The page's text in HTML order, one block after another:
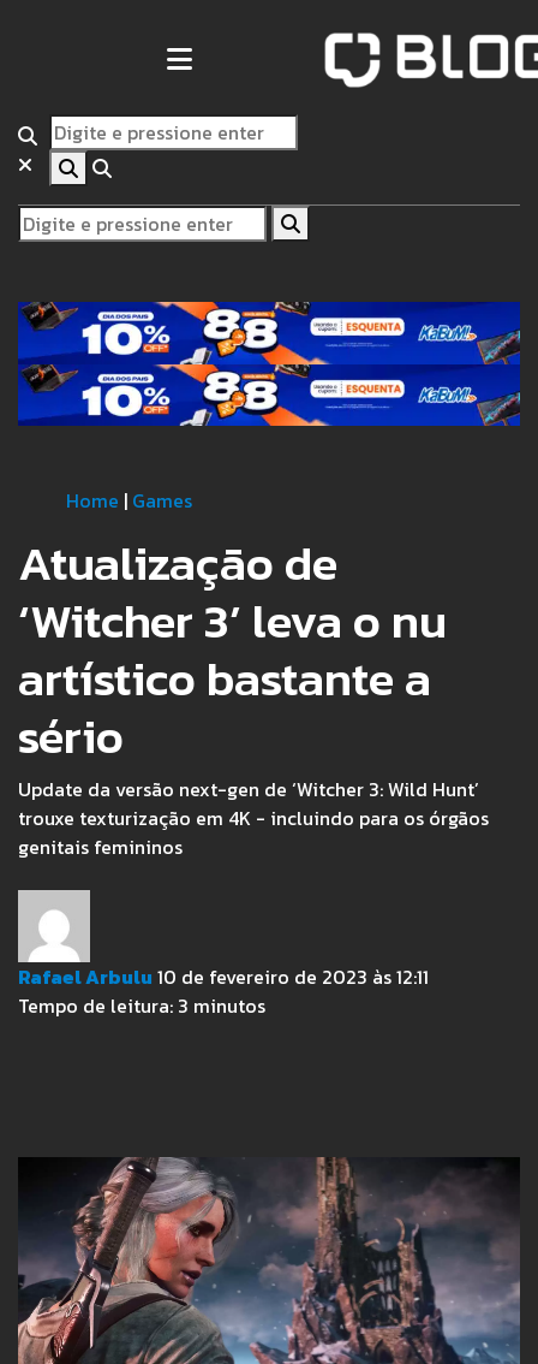
Home | Games
Atualização de
‘Witcher 3’ leva o nu
artístico bastante a
sério
Update da versão next-gen de ‘Witcher 3: Wild Hunt’
trouxe texturização em 4K - incluindo para os órgãos
genitais femininos
Rafael Arbulu 10 de fevereiro de 2023 às 12:11
Tempo de leitura: 3 minutos